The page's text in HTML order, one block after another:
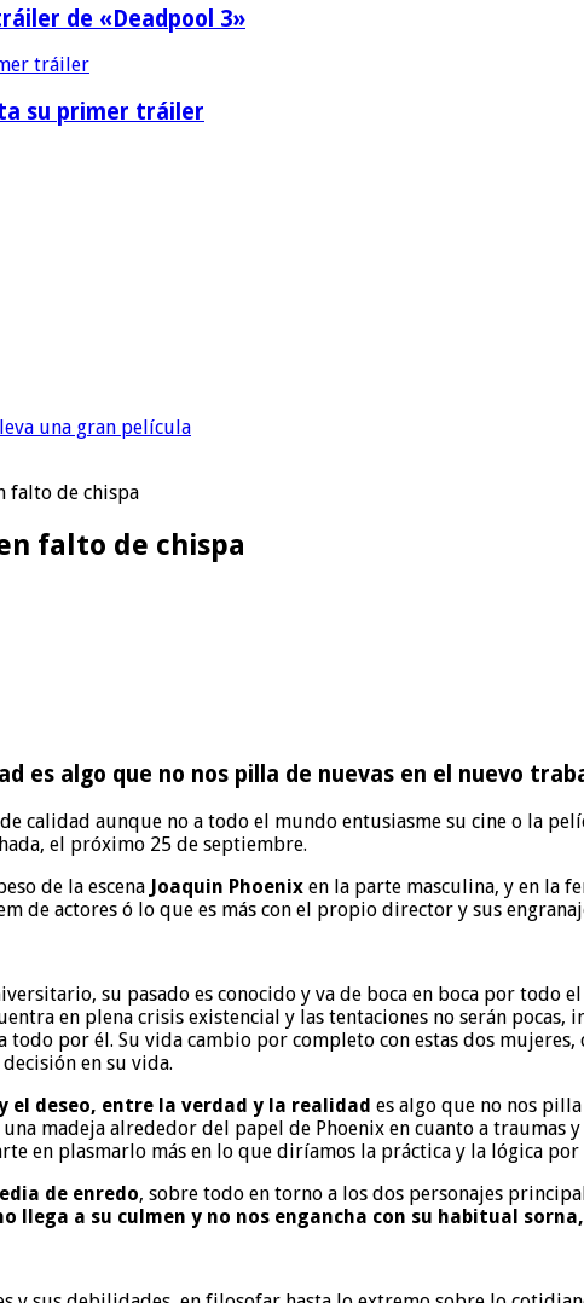
de «Deadpool 3»
su primer tráiler
una gran película
falto de chispa
falto de chispa
es algo que no nos pilla de nuevas en el nuevo
calidad aunque no a todo el mundo entusiasme su cine o la
el próximo 25 de septiembre.
de la escena Joaquin Phoenix en la parte masculina, y en la
de actores ó lo que es más con el propio director y sus
su pasado es conocido y va de boca en boca por todo
en plena crisis existencial y las tentaciones no serán
por él. Su vida cambio por completo con estas dos mujeres,
en su vida.
el deseo, entre la verdad y la realidad es algo que no nos
madeja alrededor del papel de Phoenix en cuanto a traumas
en plasmarlo más en lo que diríamos la práctica y la lógica
de enredo, sobre todo en torno a los dos personajes
llega a su culmen y no nos engancha con su habitual